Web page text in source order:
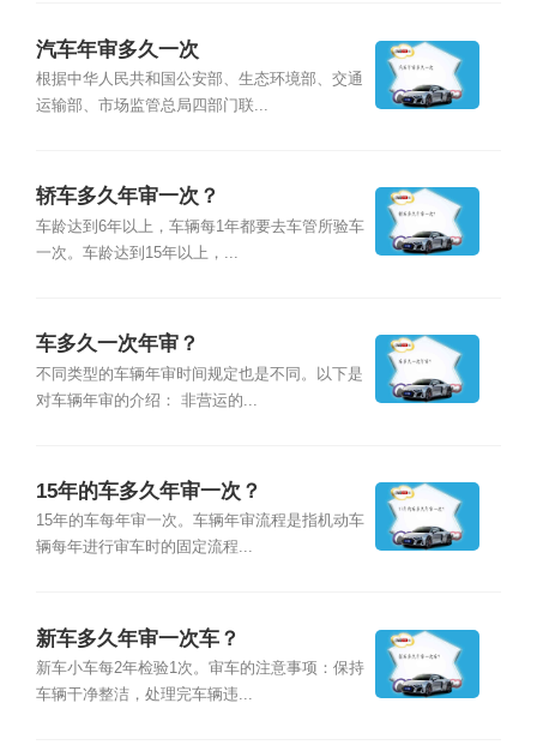
汽车年审多久一次
根据中华人民共和国公安部、生态环境部、交通
运输部、市场监管总局四部门联...
轿车多久年审一次？
车龄达到6年以上，车辆每1年都要去车管所验车
一次。车龄达到15年以上，...
车多久一次年审？
不同类型的车辆年审时间规定也是不同。以下是
对车辆年审的介绍： 非营运的...
15年的车多久年审一次？
15年的车每年审一次。车辆年审流程是指机动车
辆每年进行审车时的固定流程...
新车多久年审一次车？
新车小车每2年检验1次。审车的注意事项：保持
车辆干净整洁，处理完车辆违...